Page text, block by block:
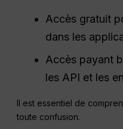
Accès gratuit
dans les
Accès payant
les API et les
Il est essentiel de
toute confusion.